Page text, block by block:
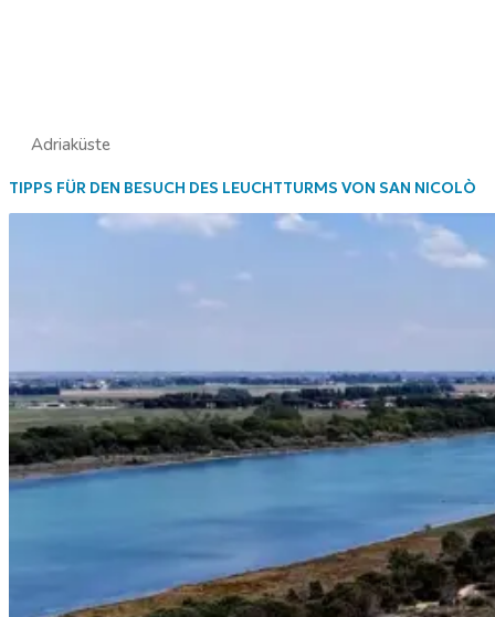
Adriaküste
TIPPS FÜR DEN BESUCH DES LEUCHTTURMS VON SAN NICOLÒ